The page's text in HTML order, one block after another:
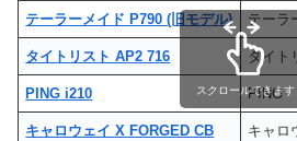
テーラーメイド P790 (旧モデル) テーラ
タイトリスト AP2 716 タイト
PING i210 PING
キャロウェイ X FORGED CB キャロ
スクロールできます